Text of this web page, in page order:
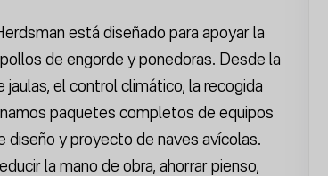
está diseñado para apoyar la
de engorde y ponedoras. Desde la
el control climático, la recogida
paquetes completos de equipos
y proyecto de naves avícolas.
la mano de obra, ahorrar pienso,